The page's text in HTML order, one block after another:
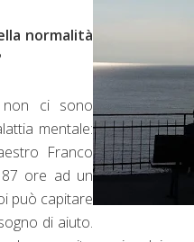
normalità
ci sono
mentale:
Franco
ore ad un
può capitare
di aiuto.